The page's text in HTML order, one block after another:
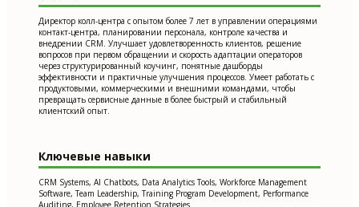
Директор колл-центра с опытом более 7 лет в управлении операциями
контакт-центра, планировании персонала, контроле качества и
внедрении CRM. Улучшает удовлетворенность клиентов, решение
вопросов при первом обращении и скорость адаптации операторов
через структурированный коучинг, понятные дашборды
эффективности и практичные улучшения процессов. Умеет работать с
продуктовыми, коммерческими и внешними командами, чтобы
превращать сервисные данные в более быстрый и стабильный
клиентский опыт.
Ключевые навыки
CRM Systems, AI Chatbots, Data Analytics Tools, Workforce Management
Software, Team Leadership, Training Program Development, Performance
Auditing, Employee Retention Strategies